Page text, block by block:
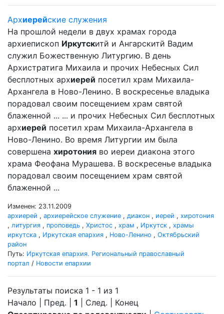
Архиерейские служения
На прошлой недели в двух храмах города
архиепископ Иркутскитй и Ангарскитй Вадим
служил Божественную Литургию. В день
Архистратига Михаила и прочих Небесных Сил
бесплотных архиерей посетил храм Михаила-
Архангела в Ново-Ленино. В воскресенье владыка
порадовал своим посещением храм святой
блаженной ... ... и прочих Небесных Сил бесплотных
архиерей посетил храм Михаила-Архангела в
Ново-Ленино. Во время Литургии им была
совершена хиротония во иереи диакона этого
храма Феофана Мурашева. В воскресенье владыка
порадовал своим посещением храм святой
блаженной ...
Изменен: 23.11.2009
архиерей , архиерейское служение , диакон , иерей , хиротония
, литургия , проповедь , Христос , храм , Иркутск , храмы
иркутска , Иркутская епархия , Ново-Ленино , Октябрьский
район
Путь: Иркутская епархия. Региональный православный
портал / Новости епархии
Результаты поиска 1 - 1 из 1
Начало | Пред. | 1 | След. | Конец